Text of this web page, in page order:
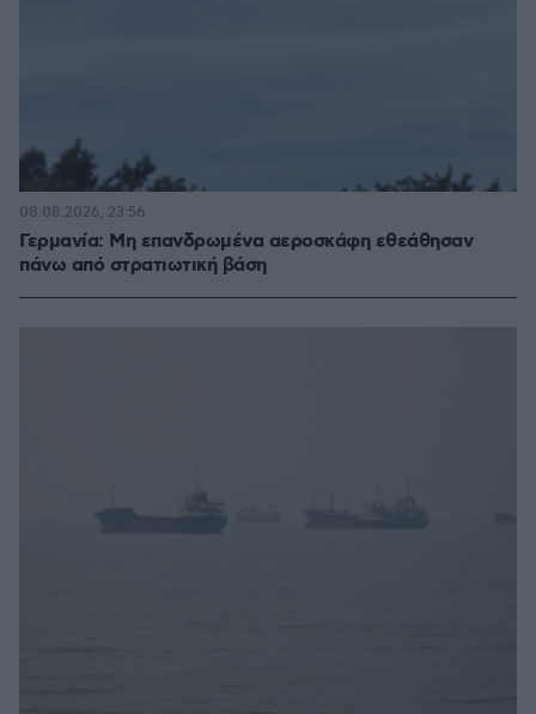
Γερμανία: Μη επανδρωμένα αεροσκάφη εθεάθησαν
πάνω από στρατιωτική βάση
08.08.2026, 23:56